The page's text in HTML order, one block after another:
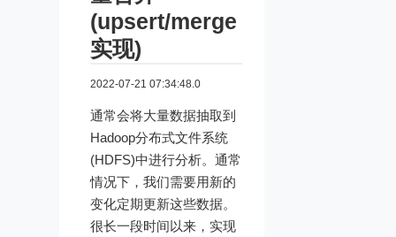
(upsert/merge
实现)
2022-07-21 07:34:48.0
通常会将大量数据抽取到
Hadoop分布式文件系统
(HDFS)中进行分析。通常
情况下，我们需要用新的
变化定期更新这些数据。
很长一段时间以来，实现